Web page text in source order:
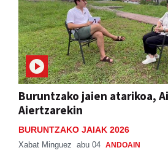
Buruntzako jaien atarikoa,
Aiertzarekin
BURUNTZAKO JAIAK 2026
Xabat Minguez abu 04 ANDOAIN